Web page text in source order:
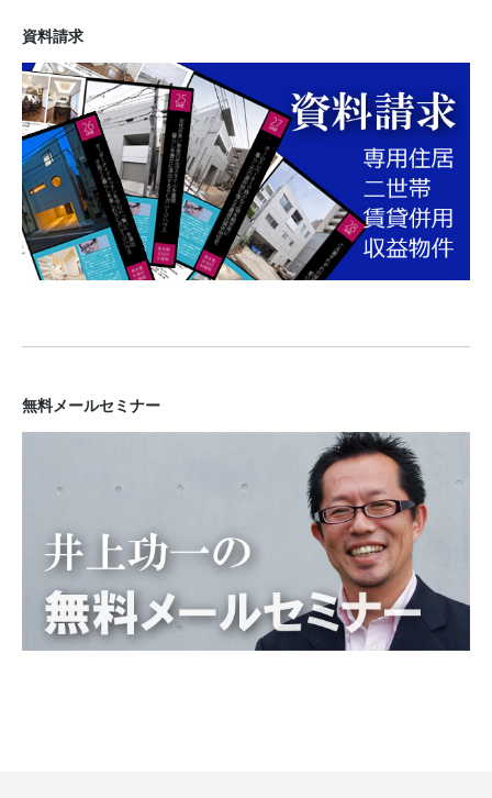
資料請求
無料メールセミナー